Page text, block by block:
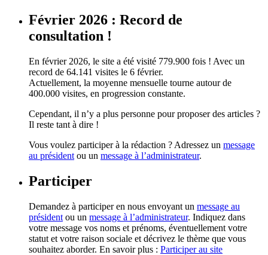
Février 2026 : Record de
consultation !
En février 2026, le site a été visité 779.900 fois ! Avec un
record de 64.141 visites le 6 février.
Actuellement, la moyenne mensuelle tourne autour de
400.000 visites, en progression constante.
Cependant, il n’y a plus personne pour proposer des articles ?
Il reste tant à dire !
Vous voulez participer à la rédaction ? Adressez un message
au président ou un message à l’administrateur.
Participer
Demandez à participer en nous envoyant un message au
président ou un message à l’administrateur. Indiquez dans
votre message vos noms et prénoms, éventuellement votre
statut et votre raison sociale et décrivez le thème que vous
souhaitez aborder. En savoir plus : Participer au site